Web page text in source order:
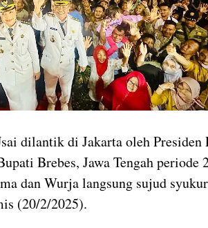
dilantik di Jakarta oleh Presiden
Brebes, Jawa Tengah periode
dan Wurja langsung sujud
(20/2/2025).